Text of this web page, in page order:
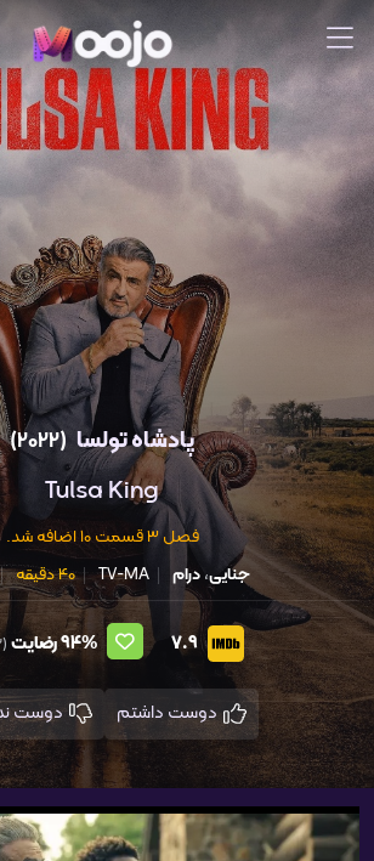
پادشاه تولسا (2022)
Tulsa King
فصل 3 قسمت 10 اضافه شد.
جنایی،درام TV-MA 40 دقیقه
7.9
94%رضایت (32 رای)